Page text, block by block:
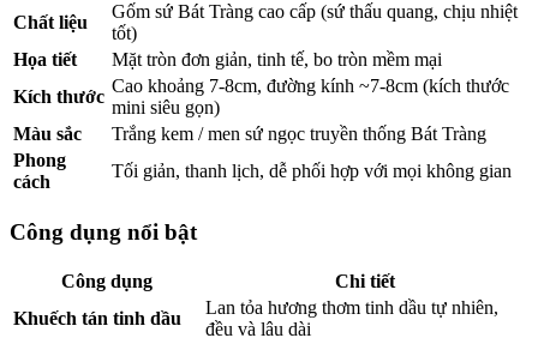
Chất liệu
Gốm sứ Bát Tràng cao cấp (sứ thấu quang, chịu nhiệt
tốt)
Họa tiết
Mặt tròn đơn giản, tinh tế, bo tròn mềm mại
Kích thước
Cao khoảng 7-8cm, đường kính ~7-8cm (kích thước
mini siêu gọn)
Màu sắc
Trắng kem / men sứ ngọc truyền thống Bát Tràng
Phong
cách
Tối giản, thanh lịch, dễ phối hợp với mọi không gian
Công dụng nổi bật
Công dụng
Chi tiết
Khuếch tán tinh dầu
Lan tỏa hương thơm tinh dầu tự nhiên,
đều và lâu dài